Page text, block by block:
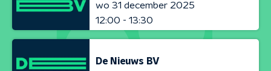
wo 31 december 2025
12:00 - 13:30
De Nieuws BV